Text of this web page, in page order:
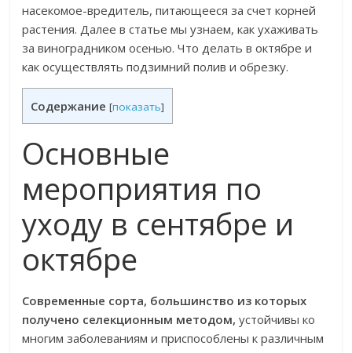
насекомое-вредитель, питающееся за счет корней
растения. Далее в статье мы узнаем, как ухаживать
за виноградником осенью. Что делать в октябре и
как осуществлять подзимний полив и обрезку.
Содержание [показать]
Основные
мероприятия по
уходу в сентябре и
октябре
Современные сорта, большинство из которых
получено селекционным методом, устойчивы ко
многим заболеваниям и приспособлены к различным